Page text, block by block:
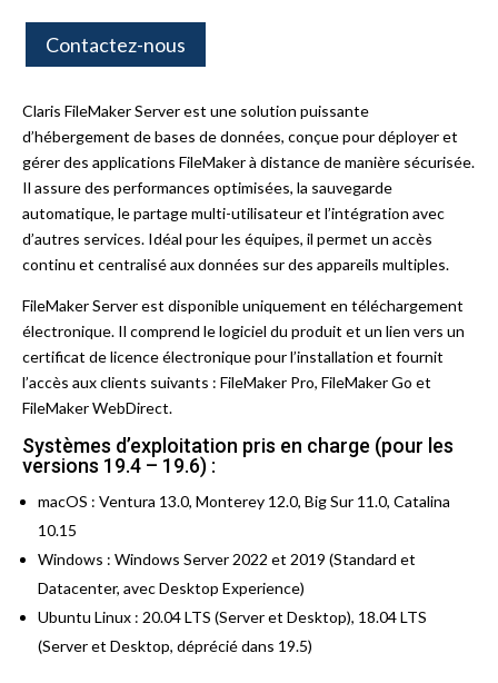
Contactez-nous
Claris FileMaker Server est une solution puissante
d’hébergement de bases de données, conçue pour déployer et
gérer des applications FileMaker à distance de manière sécurisée.
Il assure des performances optimisées, la sauvegarde
automatique, le partage multi-utilisateur et l’intégration avec
d’autres services. Idéal pour les équipes, il permet un accès
continu et centralisé aux données sur des appareils multiples.
FileMaker Server est disponible uniquement en téléchargement
électronique. Il comprend le logiciel du produit et un lien vers un
certificat de licence électronique pour l’installation et fournit
l’accès aux clients suivants : FileMaker Pro, FileMaker Go et
FileMaker WebDirect.
Systèmes d’exploitation pris en charge (pour les
versions 19.4 – 19.6) :
macOS : Ventura 13.0, Monterey 12.0, Big Sur 11.0, Catalina
10.15
Windows : Windows Server 2022 et 2019 (Standard et
Datacenter, avec Desktop Experience)
Ubuntu Linux : 20.04 LTS (Server et Desktop), 18.04 LTS
(Server et Desktop, déprécié dans 19.5)